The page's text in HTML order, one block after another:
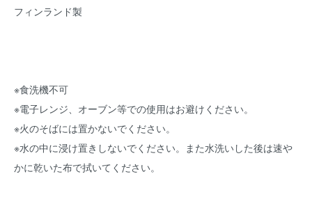
フィンランド製
※食洗機不可
※電子レンジ、オーブン等での使用はお避けください。
※火のそばには置かないでください。
※水の中に浸け置きしないでください。また水洗いした後は速や
かに乾いた布で拭いてください。